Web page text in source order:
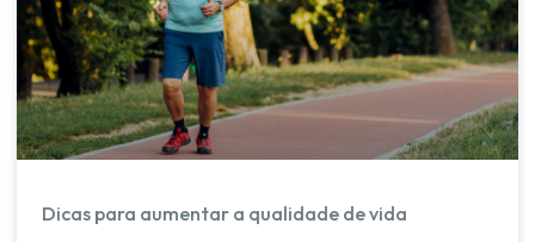
Dicas para aumentar a qualidade de vida